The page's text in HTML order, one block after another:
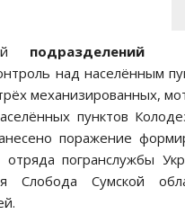
подразделений
над населённым
механизированных,
пунктов
поражение
погранслужбы
Слобода Сумской